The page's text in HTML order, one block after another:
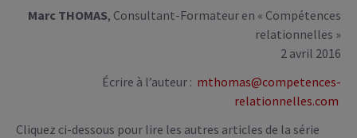
Marc THOMAS, Consultant-Formateur en « Compétences
relationnelles »
2 avril 2016
Écrire à l’auteur : mthomas@competences-
relationnelles.com
Cliquez ci-dessous pour lire les autres articles de la série